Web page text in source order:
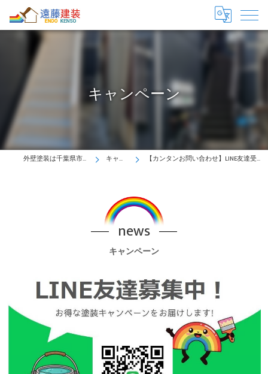
キャンペーン
外壁塗装は千葉県市川市の遠藤建装へ！ キャンペーン 【カンタンお問い合わせ】LINE友達受付中♪気軽にプロにご相談ください
キャンペーン
news